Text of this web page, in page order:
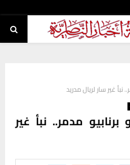
نبأ غير سار لريال مدريد
مدمر.. نبأ غير